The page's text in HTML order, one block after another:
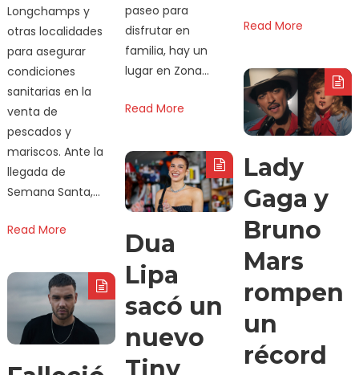
Longchamps y
otras localidades
para asegurar
condiciones
sanitarias en la
venta de
pescados y
mariscos. Ante la
llegada de
Semana Santa,…
Read More
paseo para
disfrutar en
familia, hay un
lugar en Zona…
Read More
Read More
Lady
Gaga y
Bruno
Mars
rompen
un
récord
Dua
Lipa
sacó un
nuevo
Tiny